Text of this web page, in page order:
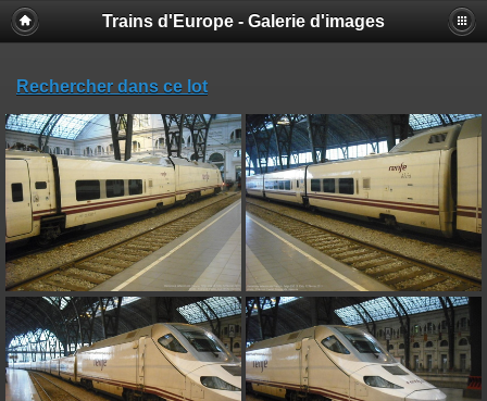
Trains d'Europe - Galerie d'images
Rechercher dans ce lot